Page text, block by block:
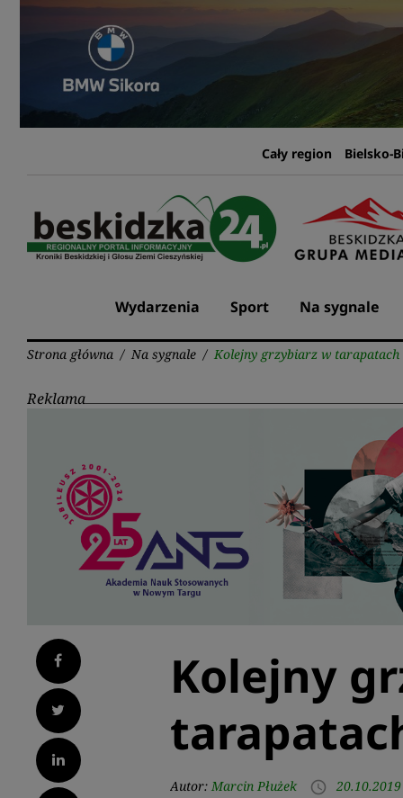
Przejdź
Cały region Bielsko-
Wydarzenia Sport Na sygnale
Strona główna / Na sygnale / Kolejny grzybiarz w tarapatach
Reklama
Facebook
Twitter
LinkedIn
Kolejny
Autor: Marcin Płużek access_time